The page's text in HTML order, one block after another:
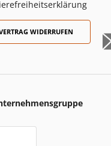
WIDERRUFEN